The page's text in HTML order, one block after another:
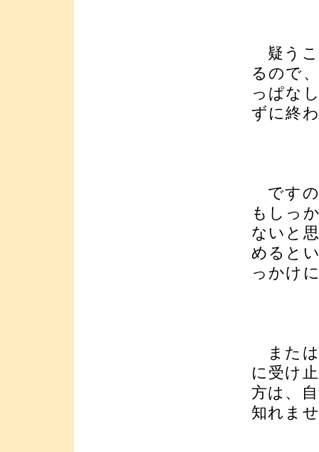
疑うこ
るので
っぱな
ずに終
ですの
もしっ
ないと
めると
っかけ
または
に受け
方は、
知れま